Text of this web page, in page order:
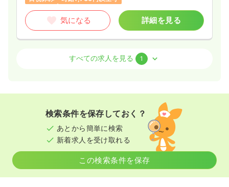
気になる 詳細を見る
介護・福祉系正・准看護師 デイケア・デイサービス
9:00～16:30（休憩60分）
日祝休み
ブランク可 時給1,700円以上可
気になる 詳細を見る
すべての求人を見る 1
検索条件を保存しておく？
あとから簡単に検索
新着求人を受け取れる
この検索条件を保存